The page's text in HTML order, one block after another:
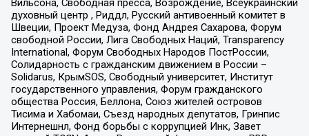
Вильсона, Свободная пресса, Возрождение, Всеукраинский
духовный центр , Риддл, Русский антивоенный комитет в
Швеции, Проект Медуза, Фонд Андрея Сахарова, Форум
свободной России, Лига Свободных Наций, Transparеncy
International, Форум Свободных Народов ПостРоссии,
Солидарность с гражданским движением в России –
Solidarus, КрымSOS, Свободный университет, Институт
государственного управления, Форум гражданского
общества Россия, Беллона, Союз жителей островов
Тисима и Хабомаи, Съезд народных депутатов, Гринпис
Интернешнл, Фонд борьбы с коррупцией Инк, Завет